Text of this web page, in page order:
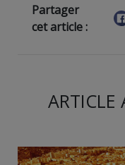
Partager
cet article :
ARTICLE